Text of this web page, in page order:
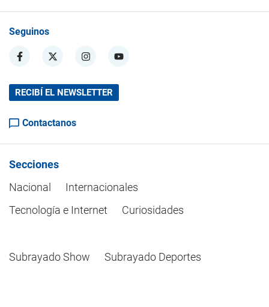
Seguinos
RECIBÍ EL NEWSLETTER
Contactanos
Secciones
Nacional
Internacionales
Tecnología e Internet
Curiosidades
Subrayado Show Subrayado Deportes